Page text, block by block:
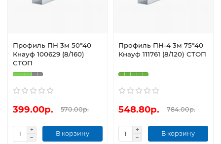
Профиль ПН 3м 50*40
Кнауф 100629 (8/160)
СТОП
399.00р. 570.00р.
В корзину
Профиль ПН-4 3м 75*40
Кнауф 111761 (8/120) СТОП
548.80р. 784.00р.
В корзину